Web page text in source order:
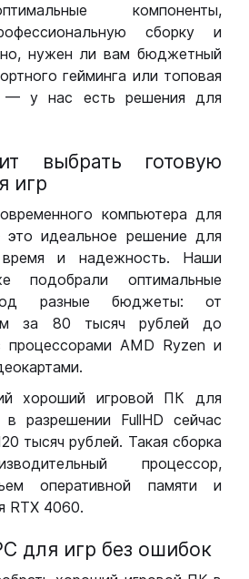
компоненты,
сборку и
нужен ли вам бюджетный
гейминга или топовая
— у нас есть решения для
выбрать готовую
игр
компьютера для
идеальное решение для
и надежность. Наши
подобрали оптимальные
разные бюджеты: от
за 80 тысяч рублей до
AMD Ryzen и
хороший игровой ПК для
разрешении FullHD сейчас
тысяч рублей. Такая сборка
процессор,
оперативной памяти и
RTX 4060.
для игр без ошибок